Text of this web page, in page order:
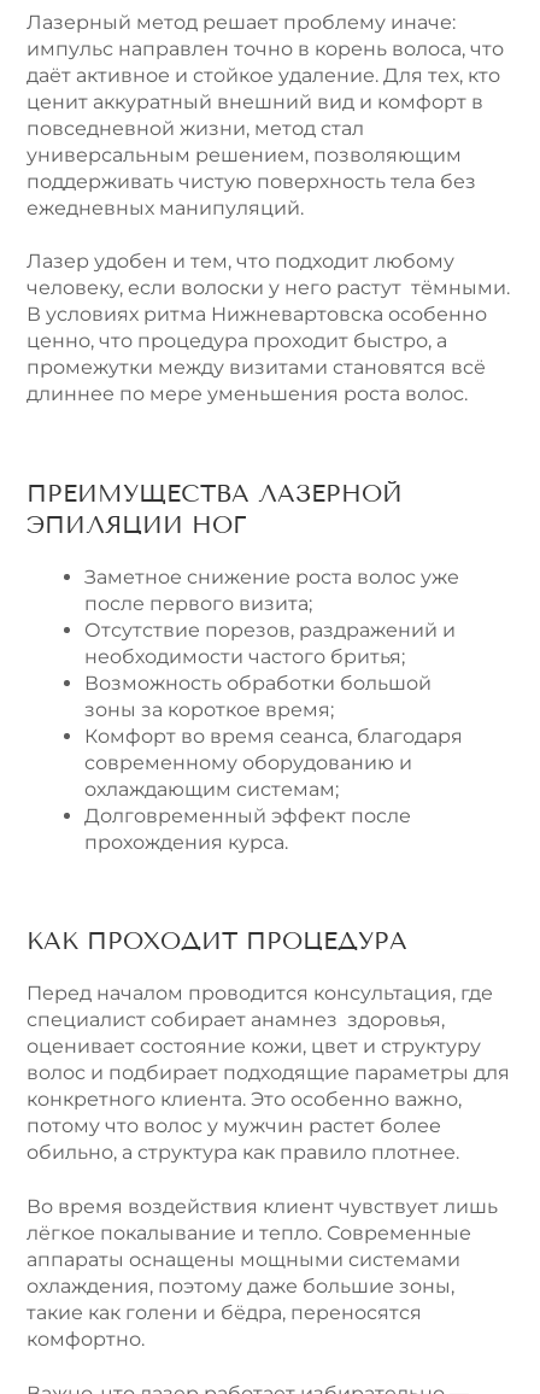
Лазерный метод решает проблему иначе:
импульс направлен точно в корень волоса, что
даёт активное и стойкое удаление. Для тех, кто
ценит аккуратный внешний вид и комфорт в
повседневной жизни, метод стал
универсальным решением, позволяющим
поддерживать чистую поверхность тела без
ежедневных манипуляций.
Лазер удобен и тем, что подходит любому
человеку, если волоски у него растут тёмными.
В условиях ритма Нижневартовска особенно
ценно, что процедура проходит быстро, а
промежутки между визитами становятся всё
длиннее по мере уменьшения роста волос.
ПРЕИМУЩЕСТВА ЛАЗЕРНОЙ
ЭПИЛЯЦИИ НОГ
Заметное снижение роста волос уже
после первого визита;
Отсутствие порезов, раздражений и
необходимости частого бритья;
Возможность обработки большой
зоны за короткое время;
Комфорт во время сеанса, благодаря
современному оборудованию и
охлаждающим системам;
Долговременный эффект после
прохождения курса.
КАК ПРОХОДИТ ПРОЦЕДУРА
Перед началом проводится консультация, где
специалист собирает анамнез здоровья,
оценивает состояние кожи, цвет и структуру
волос и подбирает подходящие параметры для
конкретного клиента. Это особенно важно,
потому что волос у мужчин растет более
обильно, а структура как правило плотнее.
Во время воздействия клиент чувствует лишь
лёгкое покалывание и тепло. Современные
аппараты оснащены мощными системами
охлаждения, поэтому даже большие зоны,
такие как голени и бёдра, переносятся
комфортно.